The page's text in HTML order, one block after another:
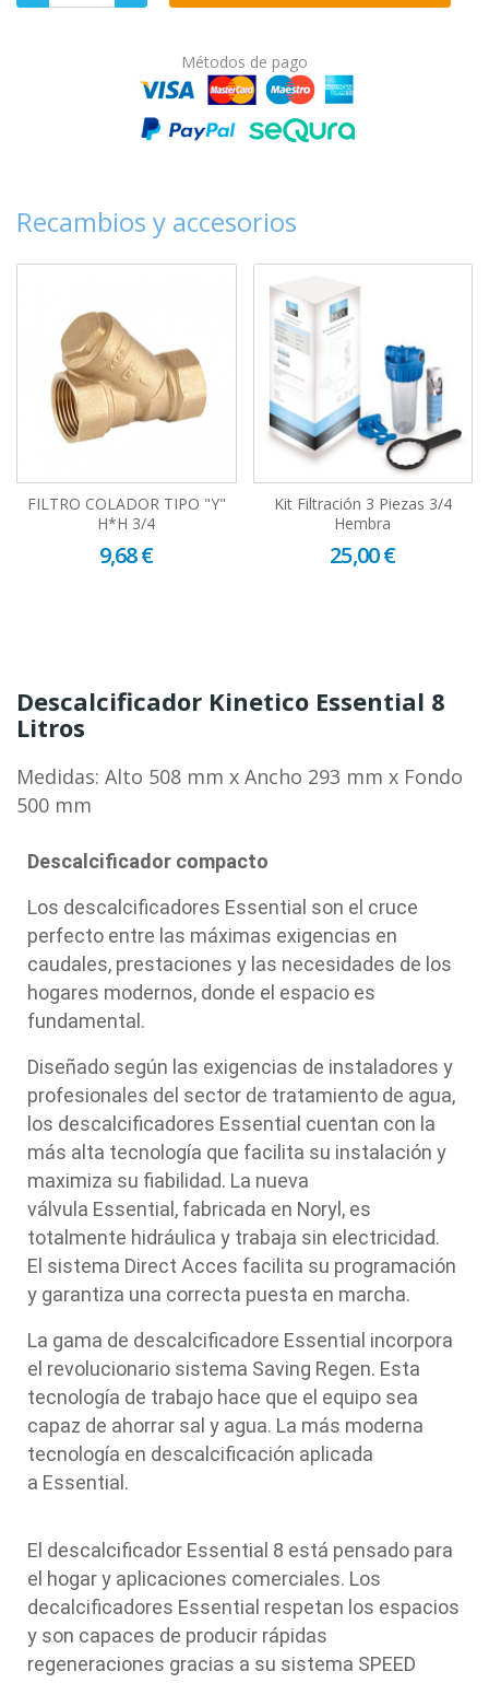
Métodos de pago
Recambios y accesorios
FILTRO COLADOR TIPO "Y"
H*H 3/4
9,68 €
Kit Filtración 3 Piezas 3/4
Hembra
25,00 €
Descalcificador Kinetico Essential 8
Litros
Medidas: Alto 508 mm x Ancho 293 mm x Fondo
500 mm
Descalcificador compacto
Los descalcificadores Essential son el cruce
perfecto entre las máximas exigencias en
caudales, prestaciones y las necesidades de los
hogares modernos, donde el espacio es
fundamental.
Diseñado según las exigencias de instaladores y
profesionales del sector de tratamiento de agua,
los descalcificadores Essential cuentan con la
más alta tecnología que facilita su instalación y
maximiza su fiabilidad. La nueva
válvula Essential , fabricada en Noryl, es
totalmente hidráulica y trabaja sin electricidad.
El sistema Direct Acces facilita su programación
y garantiza una correcta puesta en marcha.
La gama de descalcificadore Essential incorpora
el revolucionario sistema Saving Regen. Esta
tecnología de trabajo hace que el equipo sea
capaz de ahorrar sal y agua. La más moderna
tecnología en descalcificación aplicada
a Essential .
El descalcificador Essential 8 está pensado para
el hogar y aplicaciones comerciales. Los
decalcificadores Essential respetan los espacios
y son capaces de producir rápidas
regeneraciones gracias a su sistema SPEED